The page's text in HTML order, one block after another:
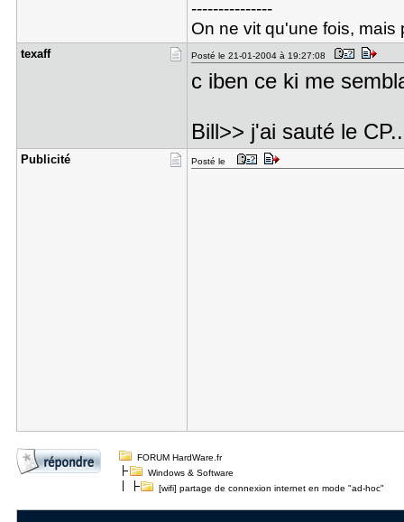
---------------
On ne vit qu'une fois, mais
texaff Posté le 21-01-2004 à 19:27:08
c iben ce ki me
Bill>> j'ai sauté le
Publicité Posté le
FORUM HardWare.fr
Windows & Software
[wifi] partage de connexion internet en mode "ad-hoc"